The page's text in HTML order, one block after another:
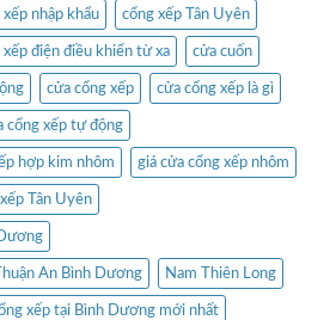
xếp nhập khẩu cổng xếp Tân Uyên
xếp điện điều khiển từ xa cửa cuốn
cửa cổng xếp cửa cổng xếp là gì
cổng xếp tự động
hợp kim nhôm giá cửa cổng xếp nhôm
Tân Uyên
An Bình Dương Nam Thiên Long
xếp tại Bình Dương mới nhất